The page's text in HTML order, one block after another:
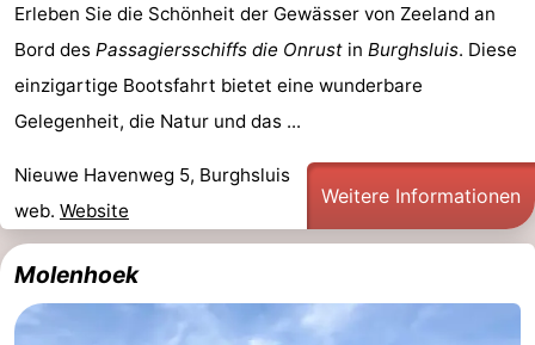
Erleben Sie die Schönheit der Gewässer von Zeeland an
Bord des Passagiersschiffs die Onrust in Burghsluis. Diese
einzigartige Bootsfahrt bietet eine wunderbare
Gelegenheit, die Natur und das ...
Nieuwe Havenweg 5, Burghsluis
web. Website
Weitere Informationen
Molenhoek